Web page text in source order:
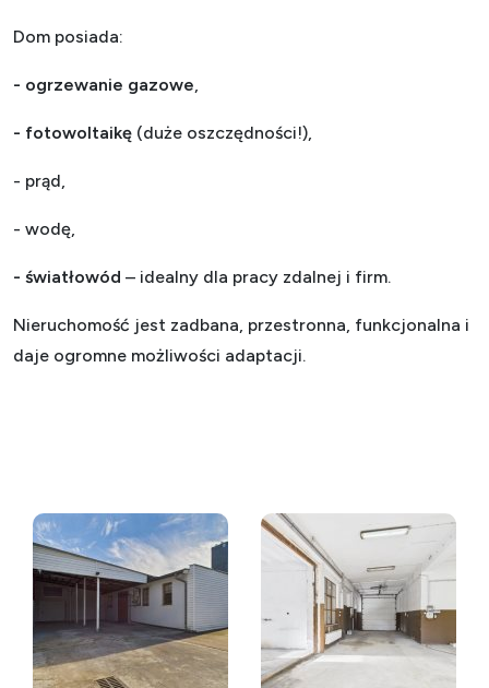
Dom posiada:
- ogrzewanie gazowe
- fotowoltaikę (duże oszczędności!),
- prąd,
- wodę,
- światłowód – idealny dla pracy zdalnej i firm.
Nieruchomość jest zadbana, przestronna, funkcjonalna i
daje ogromne możliwości adaptacji.